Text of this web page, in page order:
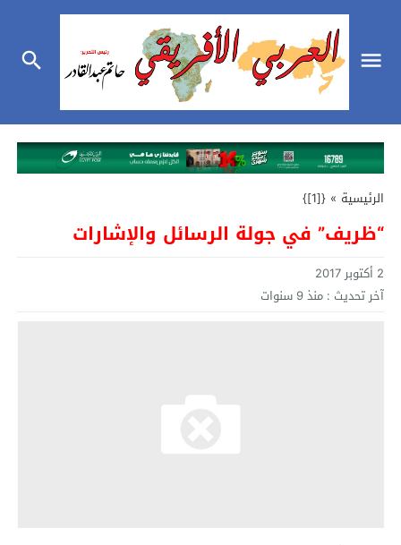
الرئيسية »
{[1]}
“ظريف” في جولة الرسائل والإشارات
2 أكتوبر 2017
آخر تحديث : منذ 9 سنوات